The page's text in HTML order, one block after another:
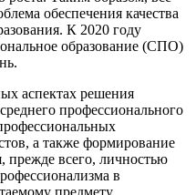
обеспечения качества
К 2020 году
образование (СПО)
аспектах решения
профессионального
а также формирование
прежде всего, личностью
в